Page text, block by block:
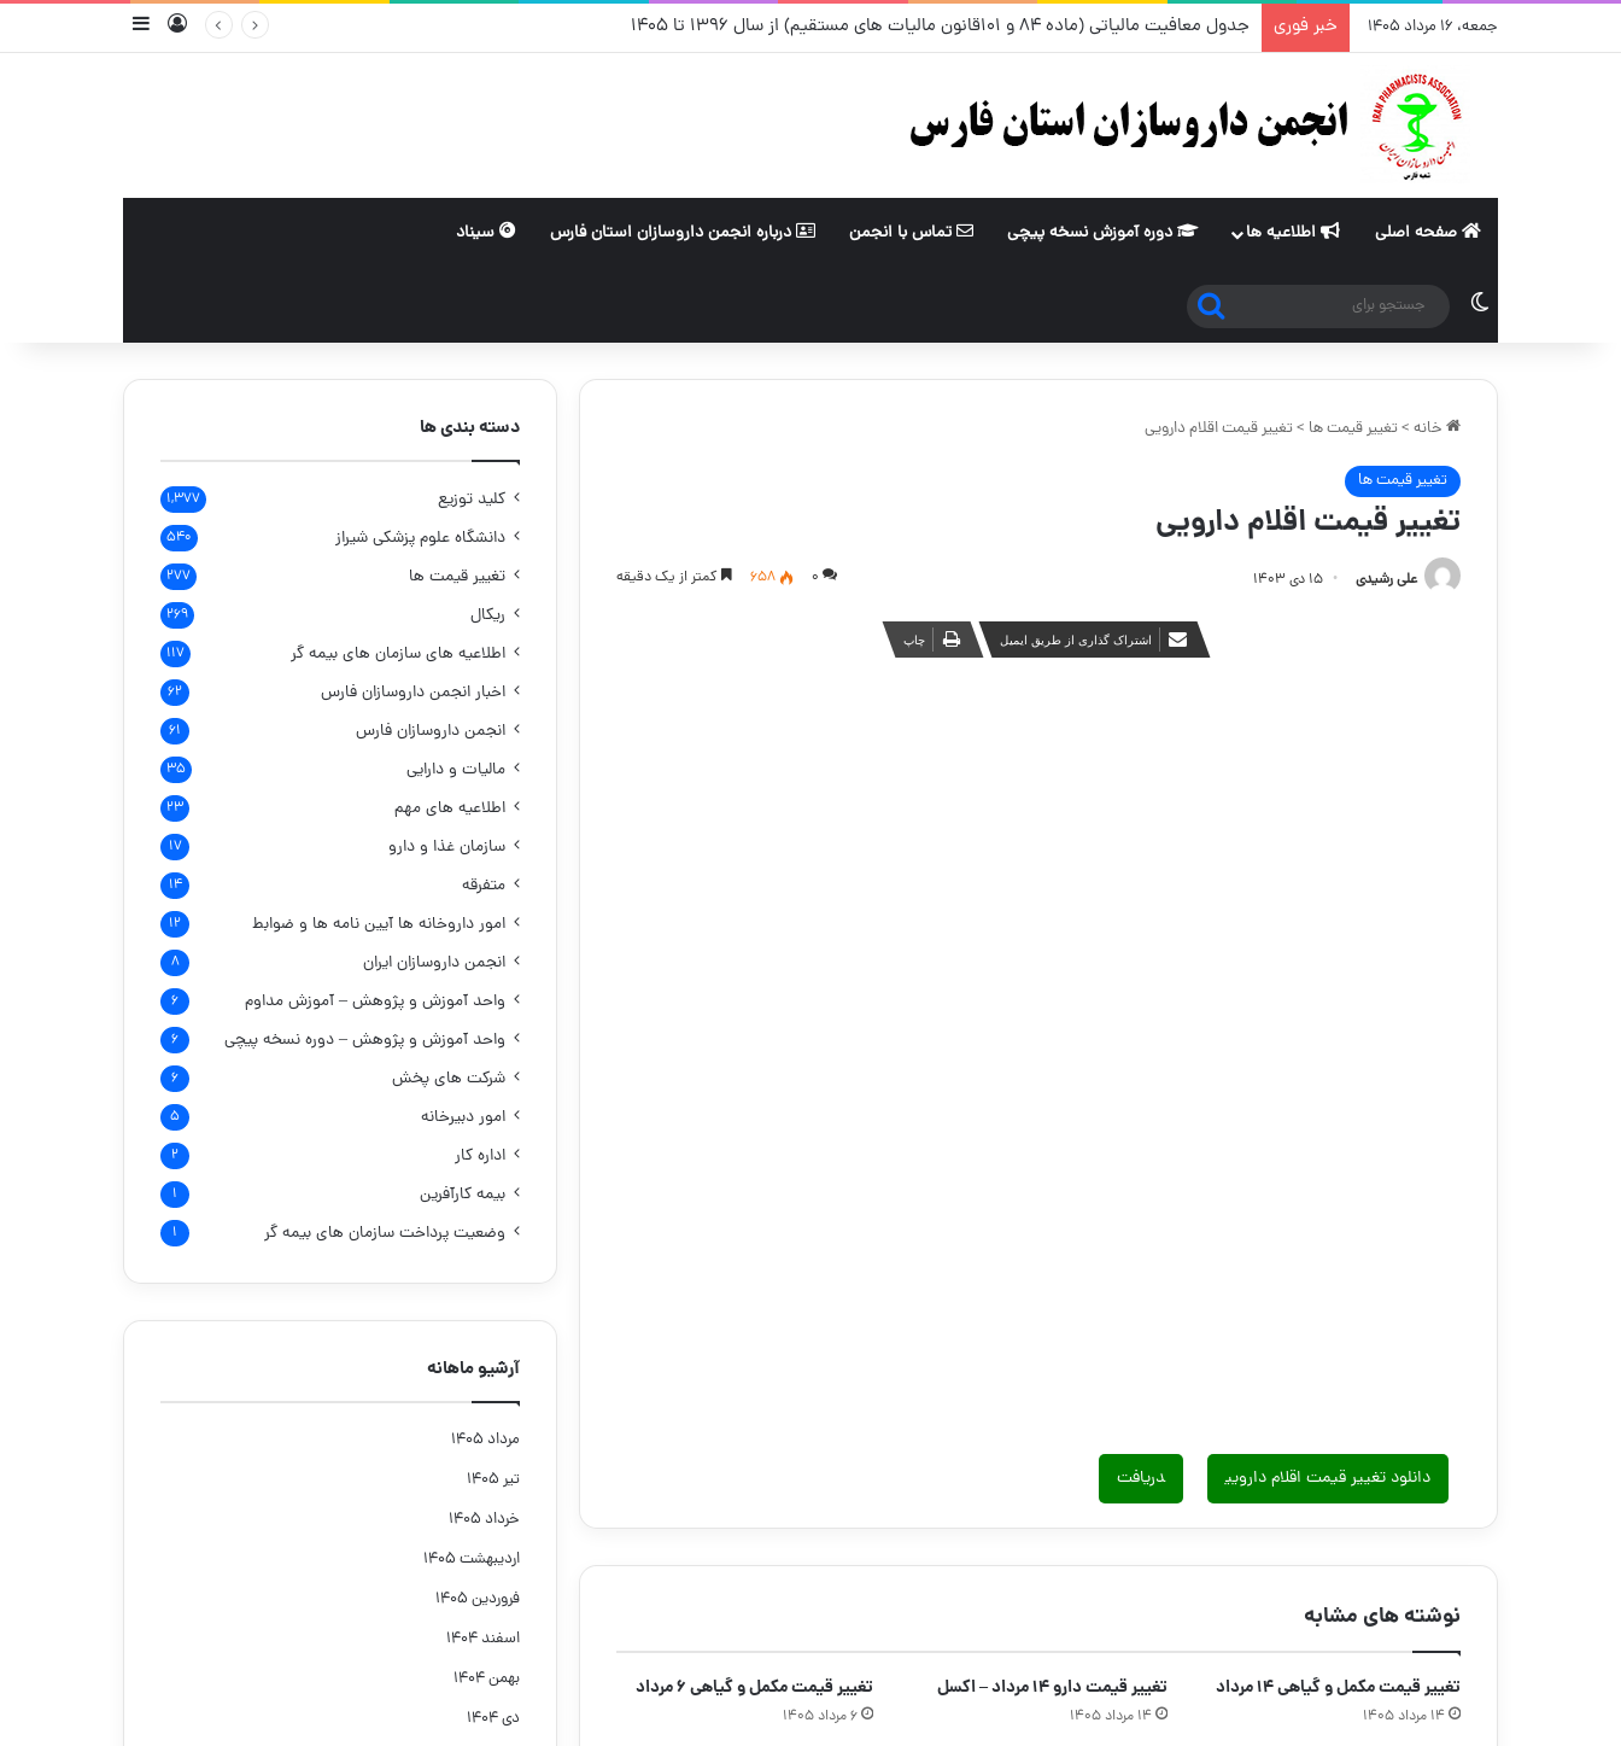
جمعه، ۱۶ مرداد ۱۴۰۵ خبر فوری جدول معافیت مالیاتی (ماده ۸۴ و ۱۰۱قانون مالیات های مستقیم) از سال ۱۳۹۶ تا ۱۴۰۵ ورودسایدبار
صفحه اصلی اطلاعیه ها دوره آموزش نسخه پیچی تماس با انجمن درباره انجمن داروسازان استان فارس سیناد
تغییر پوسته
جستجو
برای
خانه >تغییر قیمت ها >تغییر قیمت اقلام دارویی
تغییر قیمت ها
تغییر قیمت اقلام دارویی
علی رشیدی ۱۵ دی ۱۴۰۳ ۰ 658 کمتر از یک دقیقه
اشتراک گذاری از طریق ایمیل چاپ
دانلود تغییر قیمت اقلام دارویی دریافت
نوشته های مشابه
تغییر قیمت مکمل و گیاهی ۱۴ مرداد
۱۴ مرداد ۱۴۰۵
تغییر قیمت دارو ۱۴ مرداد – اکسل
۱۴ مرداد ۱۴۰۵
تغییر قیمت مکمل و گیاهی ۶ مرداد
۶ مرداد ۱۴۰۵
دسته بندی ها
کلید توزیع ۱,۳۷۷
دانشگاه علوم پزشکی شیراز ۵۴۰
تغییر قیمت ها ۲۷۷
ریکال ۲۶۹
اطلاعیه های سازمان های بیمه گر ۱۱۷
اخبار انجمن داروسازان فارس ۶۲
انجمن داروسازان فارس ۶۱
مالیات و دارایی ۳۵
اطلاعیه های مهم ۲۳
سازمان غذا و دارو ۱۷
متفرقه ۱۴
امور داروخانه هاآیین نامه ها و ضوابط ۱۲
انجمن داروسازان ایران ۸
واحد آموزش و پژوهش – آموزش مداوم ۶
واحد آموزش و پژوهش – دوره نسخه پیچی ۶
شرکت های پخش ۶
امور دبیرخانه ۵
اداره کار ۲
بیمه کارآفرین ۱
وضعیت پرداخت سازمان های بیمه گر ۱
آرشیو ماهانه
مرداد ۱۴۰۵
تیر ۱۴۰۵
خرداد ۱۴۰۵
اردیبهشت ۱۴۰۵
فروردین ۱۴۰۵
اسفند ۱۴۰۴
بهمن ۱۴۰۴
دی ۱۴۰۴